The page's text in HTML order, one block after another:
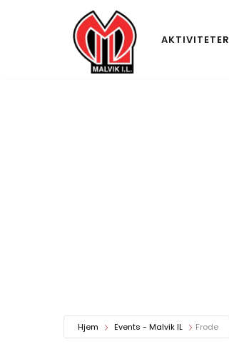
AKTIVITETER
Hjem Events - Malvik IL Frode